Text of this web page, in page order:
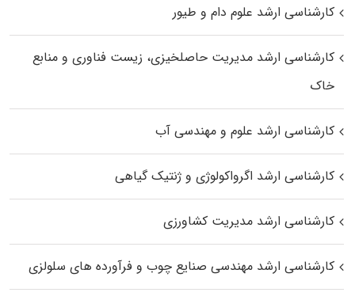
کارشناسی ارشد علوم دام و طیور
کارشناسی ارشد مدیریت حاصلخیزی، زیست فناوری و منابع
خاک
کارشناسی ارشد علوم و مهندسی آب
کارشناسی ارشد اگرواکولوژی و ژنتیک گیاهی
کارشناسی ارشد مدیریت کشاورزی
کارشناسی ارشد مهندسی صنایع چوب و فرآورده‌ های سلولزی